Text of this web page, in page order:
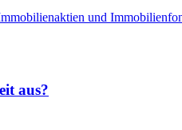
und
aus?